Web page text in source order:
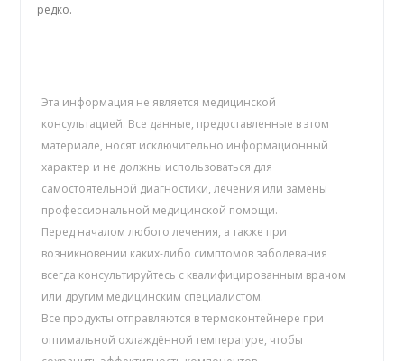
редко.
Эта информация не является медицинской
консультацией. Все данные, предоставленные в этом
материале, носят исключительно информационный
характер и не должны использоваться для
самостоятельной диагностики, лечения или замены
профессиональной медицинской помощи.
Перед началом любого лечения, а также при
возникновении каких-либо симптомов заболевания
всегда консультируйтесь с квалифицированным врачом
или другим медицинским специалистом.
Все продукты отправляются в термоконтейнере при
оптимальной охлаждённой температуре, чтобы